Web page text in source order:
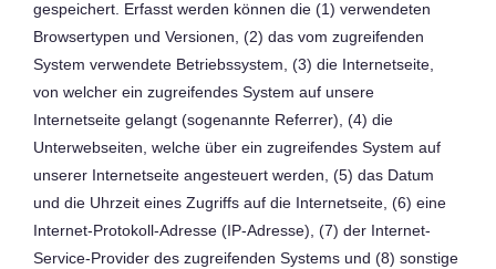
gespeichert. Erfasst werden können die (1) verwendeten
Browsertypen und Versionen, (2) das vom zugreifenden
System verwendete Betriebssystem, (3) die Internetseite,
von welcher ein zugreifendes System auf unsere
Internetseite gelangt (sogenannte Referrer), (4) die
Unterwebseiten, welche über ein zugreifendes System auf
unserer Internetseite angesteuert werden, (5) das Datum
und die Uhrzeit eines Zugriffs auf die Internetseite, (6) eine
Internet-Protokoll-Adresse (IP-Adresse), (7) der Internet-
Service-Provider des zugreifenden Systems und (8) sonstige